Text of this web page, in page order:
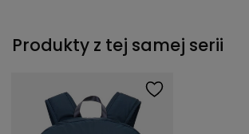
Produkty z tej samej serii